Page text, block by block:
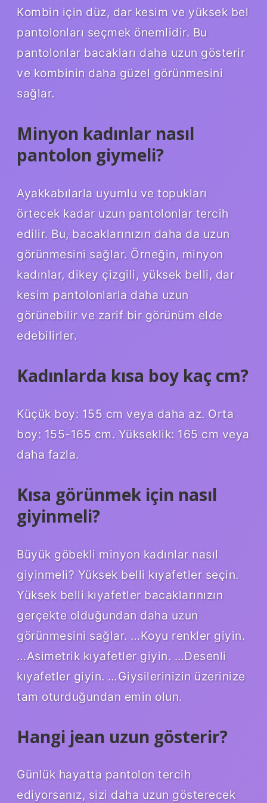
Kombin için düz, dar kesim ve yüksek bel
pantolonları seçmek önemlidir. Bu
pantolonlar bacakları daha uzun gösterir
ve kombinin daha güzel görünmesini
sağlar.
Minyon kadınlar nasıl
pantolon giymeli?
Ayakkabılarla uyumlu ve topukları
örtecek kadar uzun pantolonlar tercih
edilir. Bu, bacaklarınızın daha da uzun
görünmesini sağlar. Örneğin, minyon
kadınlar, dikey çizgili, yüksek belli, dar
kesim pantolonlarla daha uzun
görünebilir ve zarif bir görünüm elde
edebilirler.
Kadınlarda kısa boy kaç cm?
Küçük boy: 155 cm veya daha az. Orta
boy: 155-165 cm. Yükseklik: 165 cm veya
daha fazla.
Kısa görünmek için nasıl
giyinmeli?
Büyük göbekli minyon kadınlar nasıl
giyinmeli? Yüksek belli kıyafetler seçin.
Yüksek belli kıyafetler bacaklarınızın
gerçekte olduğundan daha uzun
görünmesini sağlar. …Koyu renkler giyin.
…Asimetrik kıyafetler giyin. …Desenli
kıyafetler giyin. …Giysilerinizin üzerinize
tam oturduğundan emin olun.
Hangi jean uzun gösterir?
Günlük hayatta pantolon tercih
ediyorsanız, sizi daha uzun gösterecek